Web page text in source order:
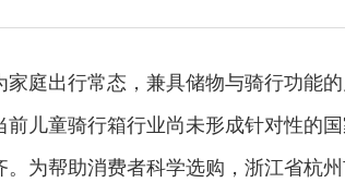
庭出行常态，兼具储物与骑行功能
儿童骑行箱行业尚未形成针对性的
为帮助消费者科学选购，浙江省杭